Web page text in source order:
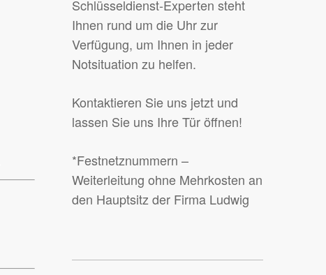
Schlüsseldienst-Experten steht
Ihnen rund um die Uhr zur
Verfügung, um Ihnen in jeder
Notsituation zu helfen.
Kontaktieren Sie uns jetzt und
lassen Sie uns Ihre Tür öffnen!
*Festnetznummern –
Weiterleitung ohne Mehrkosten an
den Hauptsitz der Firma Ludwig